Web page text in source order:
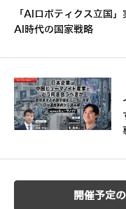
「AIロボティクス立国
AI時代の国家戦略
開催予定